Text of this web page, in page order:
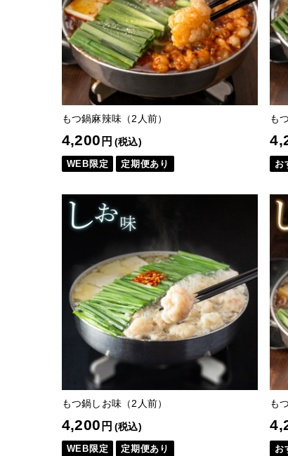
もつ鍋麻辣味（2人前）
4,200 円 (税込)
WEB限定 定期便あり
も
お
もつ鍋しお味（2人前）
4,200 円 (税込)
WEB限定 定期便あり
も
お